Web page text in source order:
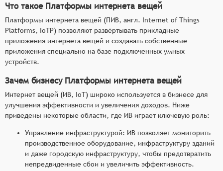
Что такое Платформы интернета вещей
Платформы интернета вещей (ПИВ, англ. Internet of Things
Platforms, IoTP) позволяют развёртывать прикладные
приложения интернета вещей и создавать собственные
приложения специально на базе подключенных умных
устройств.
Зачем бизнесу Платформы интернета вещей
Интернет вещей (ИВ, IoT) широко используется в бизнесе для
улучшения эффективности и увеличения доходов. Ниже
приведены некоторые области, где ИВ играет ключевую роль:
Управление инфраструктурой: ИВ позволяет мониторить
производственное оборудование, инфраструктуру зданий
и даже городскую инфраструктуру, чтобы предотвратить
непредвиденные сбои и увеличить эффективность.